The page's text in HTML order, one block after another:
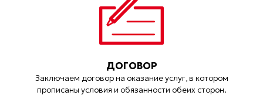
ДОГОВОР
Заключаем договор на оказание услуг, в котором
прописаны условия и обязанности обеих сторон.